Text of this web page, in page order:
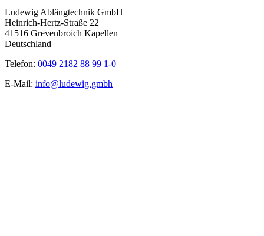
Ludewig Ablängtechnik GmbH
Heinrich-Hertz-Straße 22
41516 Grevenbroich Kapellen
Deutschland
Telefon: 0049 2182 88 99 1-0
E-Mail: info@ludewig.gmbh